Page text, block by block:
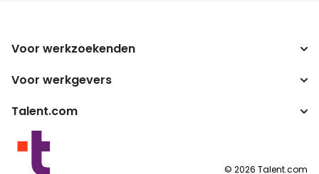
Voor werkzoekenden
Jobs zoeken
Salarisomzetter
Voor werkgevers
Onderneming
Publisher programma's
Talent.com
Meer landen
Servicevoorwaarden
© 2026 Talent.com